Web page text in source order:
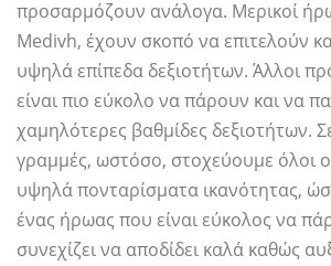
προσαρμόζουν ανάλογα. Μερικοί
Medivh, έχουν σκοπό να επιτελούν
υψηλά επίπεδα δεξιοτήτων. Άλλοι
είναι πιο εύκολο να πάρουν και να
χαμηλότερες βαθμίδες δεξιοτήτων.
γραμμές, ωστόσο, στοχεύουμε όλοι
υψηλά πονταρίσματα ικανότητας,
ένας ήρωας που είναι εύκολος να
συνεχίζει να αποδίδει καλά καθώς